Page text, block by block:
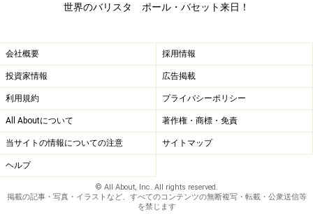
おきのスイーツ
をご紹介します！
※記事内容は執筆時点のものです。最新の内容をご確認くださ
い。
※メニューや料金などのデータは、取材時または記事公開時点で
の内容です。
世界のバリスタ ポール・バセット来日！
会社概要 採用情報
投資家情報 広告掲載
利用規約 プライバシーポリシー
All Aboutについて 著作権・商標・免責
当サイトの情報についての注意 サイトマップ
ヘルプ
© All About, Inc. All rights reserved.
掲載の記事・写真・イラストなど、すべてのコンテンツの無断複写・転載・公衆送信等
を禁じます